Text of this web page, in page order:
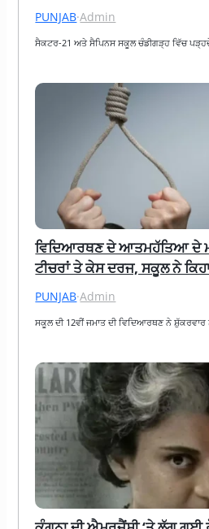
PUNJAB·Admin
ਸੈਕਟਰ-21 ਅਤੇ ਸੈਪਿਨਸ ਸਕੂਲ ਚੰਡੀਗੜ੍ਹ ਵਿੱਚ
ਵਿਦਿਆਰਥਣ ਦੇ ਆਤਮਹੱਤਿਆ ਦੇ
ਟੀਚਰਾਂ ਤੇ ਕੇਸ ਦਰਜ, ਸਕੂਲ ਨੇ
PUNJAB·Admin
ਸਕੂਲ ਦੀ 12ਵੀਂ ਜਮਾਤ ਦੀ ਵਿਦਿਆਰਥਣ ਨੇ